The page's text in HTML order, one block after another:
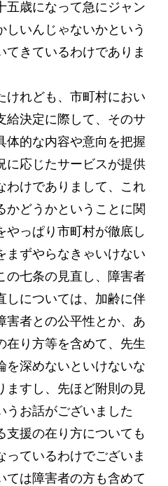
五歳になって急にジャン
しいんじゃないかという
てきているわけでありま
けれども、市町村におい
給決定に際して、そのサ
体的な内容や意向を把握
に応じたサービスが提供
わけでありまして、これ
かどうかということに関
やっぱり市町村が徹底し
まずやらなきゃいけない
の七条の見直し、障害者
しについては、加齢に伴
害者との公平性とか、あ
在り方等を含めて、先生
を深めないといけないな
ますし、先ほど附則の見
うお話がございました
支援の在り方についても
っているわけでございま
ては障害者の方も含めて